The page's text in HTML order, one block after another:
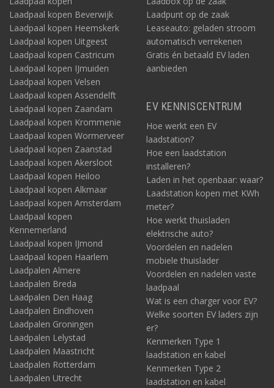
Laadpaal kopen Beverwijk
Laadpaal kopen Heemskerk
Laadpaal kopen Uitgeest
Laadpaal kopen Castricum
Laadpaal kopen IJmuiden
Laadpaal kopen Velsen
Laadpaal kopen Assendelft
Laadpaal kopen Zaandam
Laadpaal kopen Krommenie
Laadpaal kopen Wormerveer
Laadpaal kopen Zaanstad
Laadpaal kopen Akersloot
Laadpaal kopen Heiloo
Laadpaal kopen Alkmaar
Laadpaal kopen Amsterdam
Laadpaal kopen
Kennemerland
Laadpaal kopen IJmond
Laadpaal kopen Haarlem
Laadpalen Almere
Laadpalen Breda
Laadpalen Den Haag
Laadpalen Eindhoven
Laadpalen Groningen
Laadpalen Lelystad
Laadpalen Maastricht
Laadpalen Rotterdam
Laadpalen Utrecht
Laadpunt op de zaak
Leaseauto: geladen stroom
automatisch verrekenen
Gratis én betaald EV laden
aanbieden
EV KENNISCENTRUM
Hoe werkt een EV
laadstation?
Hoe een laadstation
installeren?
Laden in het openbaar: waar?
Laadstation kopen met KWh
meter?
Hoe werkt thuisladen
elektrische auto?
Voordelen en nadelen
mobiele thuislader
Voordelen en nadelen vaste
laadpaal
Wat is een charger voor EV?
Welke soorten EV laders zijn
er?
Kenmerken Type 1
laadstation en kabel
Kenmerken Type 2
laadstation en kabel